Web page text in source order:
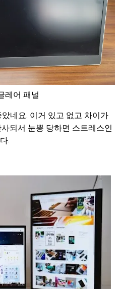
레어 패널
네요. 이거 있고 없고 차이가
되서 눈뽕 당하면 스트레스인
.